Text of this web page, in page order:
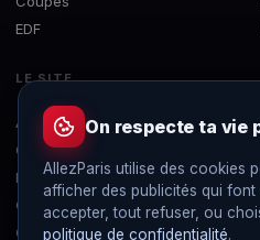
EDF
LE SITE
À propos
Contact
Mentions légales
Confidentialité
Gérer les cookies
On respecte ta vie
AllezParis utilise des cookies
afficher des publicités qui
accepter, tout refuser, ou
politique de confidentialité.